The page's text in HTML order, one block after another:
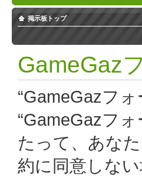
掲示板トップ
GameGaz
“GameGazフォ
“GameGazフ
たって、あな
約に同意しな